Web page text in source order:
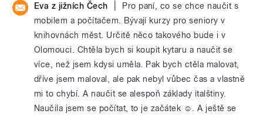
Eva z jižních Čech
Pro paní, co se chce naučit s
mobilem a počítačem. Bývají kurzy pro seniory v
knihovnách měst. Určitě něco takového bude i v
Olomouci. Chtěla bych si koupit kytaru a naučit se
více, než jsem kdysi uměla. Pak bych ctěla malovat,
dříve jsem maloval, ale pak nebyl vůbec čas a vlastně
mi to chybí. A naučit se alespoň základy italštiny.
Naučila jsem se počítat, to je začátek ☺. A ještě se